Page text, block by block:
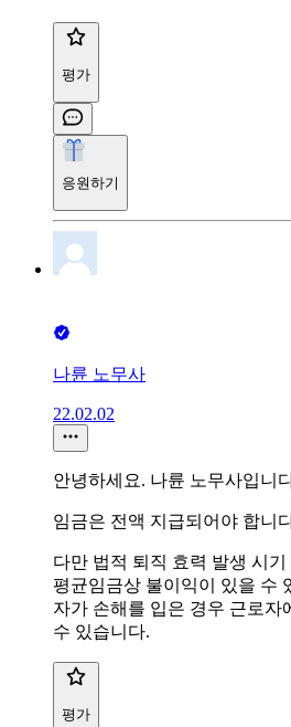
평가
응원하기
나륜 노무사
22.02.02
안녕하세요. 나륜 노무사입니
임금은 전액 지급되어야 합니
다만 법적 퇴직 효력 발생 시
평균임금상 불이익이 있을 수
자가 손해를 입은 경우 근로자
수 있습니다.
평가